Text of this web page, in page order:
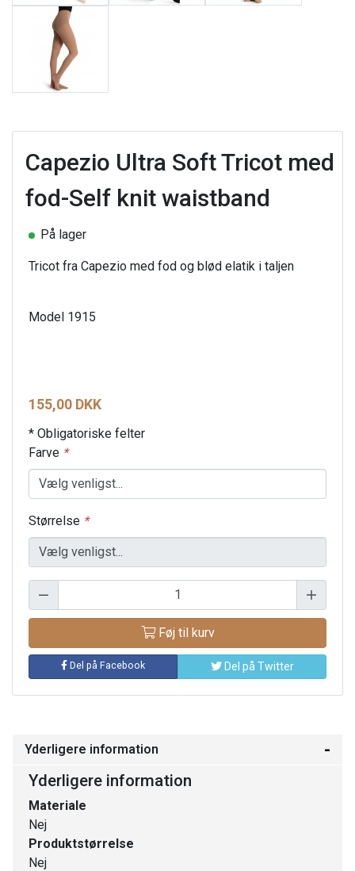
Capezio Ultra Soft Tricot med
fod-Self knit waistband
På lager
Tricot fra Capezio med fod og blød elatik i taljen
Model 1915
155,00 DKK
* Obligatoriske felter
Farve *
Størrelse *
Føj til kurv
Del på Facebook Del på Twitter
Yderligere information
Yderligere information
Materiale
Nej
Produktstørrelse
Nej